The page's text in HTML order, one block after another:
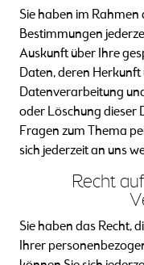
Sie haben im Rahmen
Bestimmungen
Auskunft über Ihre
Daten, deren
Datenverarbeitung
oder Löschung dieser
Fragen zum Thema
sich jederzeit an uns
Recht
Sie haben das Recht,
Ihrer